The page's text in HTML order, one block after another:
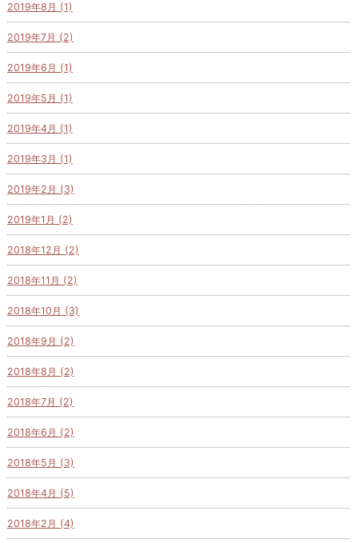
2019年8月 (1)
2019年7月 (2)
2019年6月 (1)
2019年5月 (1)
2019年4月 (1)
2019年3月 (1)
2019年2月 (3)
2019年1月 (2)
2018年12月 (2)
2018年11月 (2)
2018年10月 (3)
2018年9月 (2)
2018年8月 (2)
2018年7月 (2)
2018年6月 (2)
2018年5月 (3)
2018年4月 (5)
2018年2月 (4)